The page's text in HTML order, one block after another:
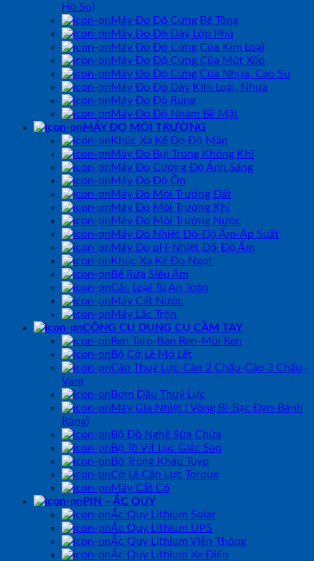
Hồ So)
Máy Đo Độ Cứng Bê Tông
Máy Đo Độ Dày Lớp Phủ
Máy Đo Độ Cứng Của Kim Loại
Máy Đo Độ Cứng Của Mút Xốp
Máy Đo Độ Cứng Của Nhựa, Cao Su
Máy Đo Độ Dày Kim Loại, Nhựa
Máy Đo Độ Rung
Máy Đo Độ Nhám Bề Mặt
MÁY ĐO MÔI TRƯỜNG
Khúc Xạ Kế Đo Độ Mặn
Máy Đo Bụi Trong Không Khí
Máy Đo Cường Độ Ánh Sáng
Máy Đo Độ Ồn
Máy Đo Môi Trường Đất
Máy Đo Môi Trường Khí
Máy Đo Môi Trường Nước
Máy Đo Nhiệt Độ-Độ Ẩm-Áp Suất
Máy Đo pH-Nhiệt Độ-Độ Ẩm
Khúc Xạ Kế Đo Ngọt
Bể Rửa Siêu Âm
Các Loại Tủ An Toàn
Máy Cất Nước
Máy Lắc Trộn
CÔNG CỤ DỤNG CỤ CẦM TAY
Ren Taro-Bàn Ren-Mũi Ren
Bộ Cờ Lê Mỏ Lết
Cảo Thuỷ Lực-Cảo 2 Chấu-Cảo 3 Chấu-
Vam
Bơm Dầu Thuỷ Lực
Máy Gia Nhiệt ( Vòng Bi-Bạc Đạn-Bánh
Răng)
Bộ Đồ Nghề Sửa Chữa
Bộ Tô Vít Lục Giác Sao
Bộ Tròng Khẩu Tuýp
Cờ Lê Cân Lực Torque
Máy Cắt Cỏ
PIN – ẮC QUY
Ắc Quy Lithium Solar
Ắc Quy Lithium UPS
Ắc Quy Lithium Viễn Thông
Ắc Quy Lithium Xe Điện